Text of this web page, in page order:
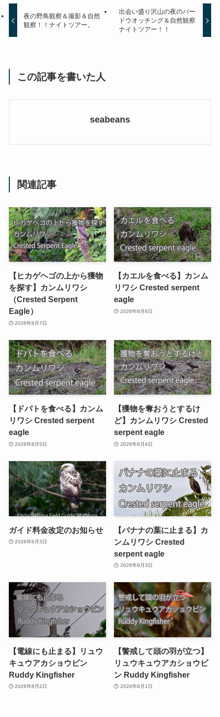
夜の野鳥観察＆撮影＆自然
観察！！ナイトツアー。
出会い盛り沢山の夜のバー
ドウオッチング＆自然観察
ナイトツアー！！
この記事を書いた人
seabeans
関連記事
【ヒカゲヘゴの上から獲物
を探す】カンムリワシ
（Crested Serpent
Eagle）
2026年8月7日
【カエルを食べる】カンム
リワシ Crested serpent
eagle
2026年8月6日
【ドバトを食べる】カンム
リワシ Crested serpent
eagle
2026年8月5日
【獲物を奪おうとするけ
ど】カンムリワシ Crested
serpent eagle
2026年8月4日
ガイド料金改定のお知らせ
2026年8月3日
【バナナの葉に止まる】カ
ンムリワシ Crested
serpent eagle
2026年8月3日
【電線にも止まる】リュウ
キュウアカショウビン
Ruddy Kingfisher
2026年8月2日
【警戒して頭の羽が立つ】
リュウキュウアカショウビ
ン Ruddy Kingfisher
2026年8月1日